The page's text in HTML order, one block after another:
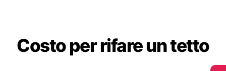
Costo per rifare un tetto